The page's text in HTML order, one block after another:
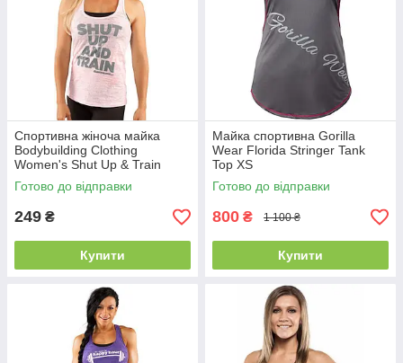
Спортивна жіноча майка
Bodybuilding Clothing
Women's Shut Up & Train
Tank рожева L
Готово до відправки
249 ₴
Купити
Майка спортивна Gorilla
Wear Florida Stringer Tank
Top XS
Готово до відправки
800 ₴ 1 100 ₴
Купити